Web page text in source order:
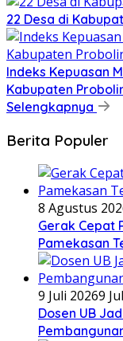
22 Desa di
Indeks Kepuasan
Kabupaten
Selengkapnya
Berita Populer
8 Agustus
Gerak Cepat
Pamekasan
9 Juli 20269
Dosen UB